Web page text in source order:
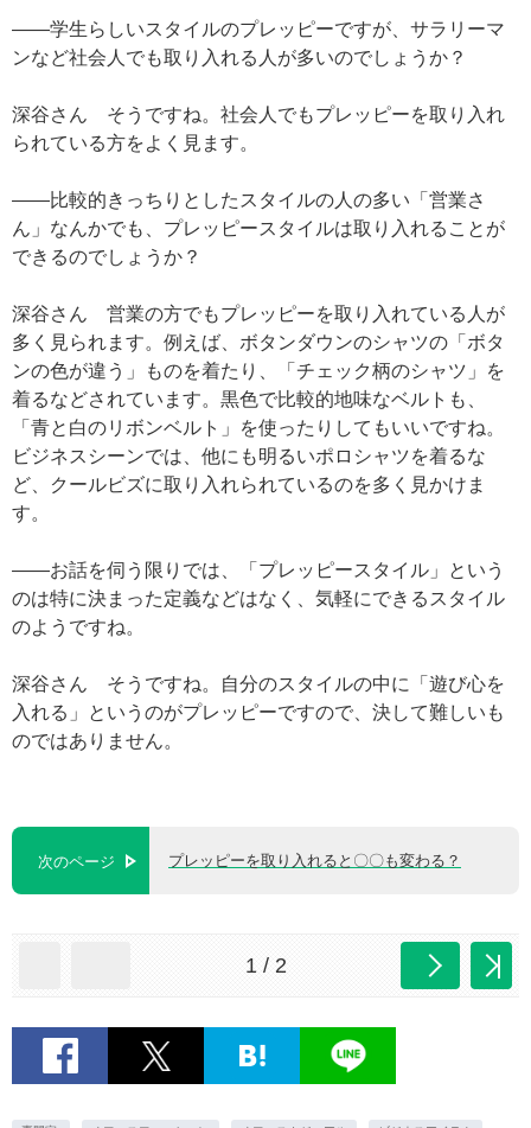
——学生らしいスタイルのプレッピーですが、サラリーマ
ンなど社会人でも取り入れる人が多いのでしょうか？
深谷さん そうですね。社会人でもプレッピーを取り入れ
られている方をよく見ます。
——比較的きっちりとしたスタイルの人の多い「営業さ
ん」なんかでも、プレッピースタイルは取り入れることが
できるのでしょうか？
深谷さん 営業の方でもプレッピーを取り入れている人が
多く見られます。例えば、ボタンダウンのシャツの「ボタ
ンの色が違う」ものを着たり、「チェック柄のシャツ」を
着るなどされています。黒色で比較的地味なベルトも、
「青と白のリボンベルト」を使ったりしてもいいですね。
ビジネスシーンでは、他にも明るいポロシャツを着るな
ど、クールビズに取り入れられているのを多く見かけま
す。
——お話を伺う限りでは、「プレッピースタイル」という
のは特に決まった定義などはなく、気軽にできるスタイル
のようですね。
深谷さん そうですね。自分のスタイルの中に「遊び心を
入れる」というのがプレッピーですので、決して難しいも
のではありません。
次のページ プレッピーを取り入れると〇〇も変わる？
1 / 2